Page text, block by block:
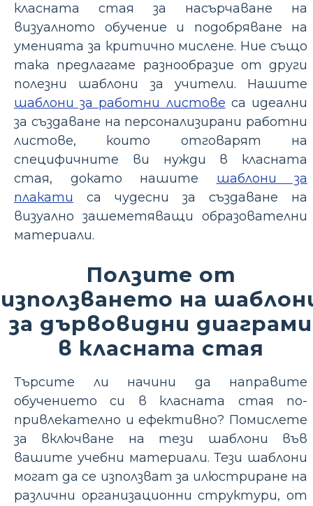
класната стая за насърчаване на
визуалното обучение и подобряване на
уменията за критично мислене. Ние също
така предлагаме разнообразие от други
полезни шаблони за учители. Нашите
шаблони за работни листове са идеални
за създаване на персонализирани работни
листове, които отговарят на
специфичните ви нужди в класната
стая, докато нашите шаблони за
плакати са чудесни за създаване на
визуално зашеметяващи образователни
материали.
Ползите от
използването на
за дървовидни диаграми
в класната стая
Търсите ли начини да направите
обучението си в класната стая по-
привлекателно и ефективно? Помислете
за включване на тези шаблони във
вашите учебни материали. Тези шаблони
могат да се използват за илюстриране на
различни организационни структури, от